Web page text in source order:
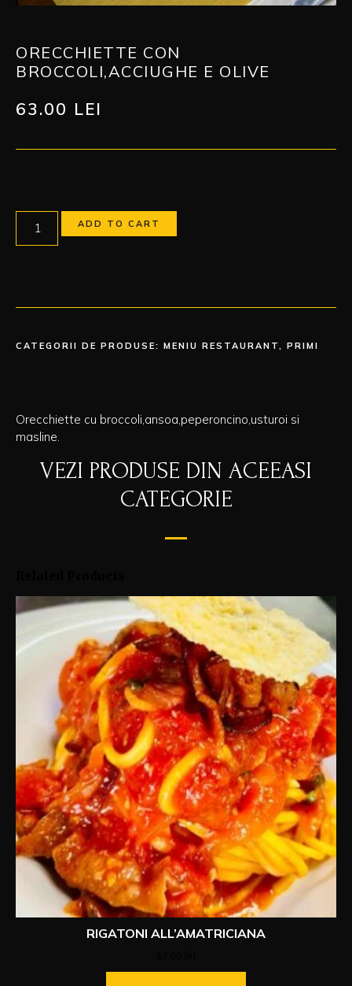
ORECCHIETTE CON
BROCCOLI,ACCIUGHE E OLIVE
63.00 LEI
ADD TO CART
CATEGORII DE PRODUSE: MENIU RESTAURANT , PRIMI
Orecchiette cu broccoli,ansoa,peperoncino,usturoi si
masline.
VEZI PRODUSE DIN ACEEASI
CATEGORIE
RIGATONI ALL’AMATRICIANA